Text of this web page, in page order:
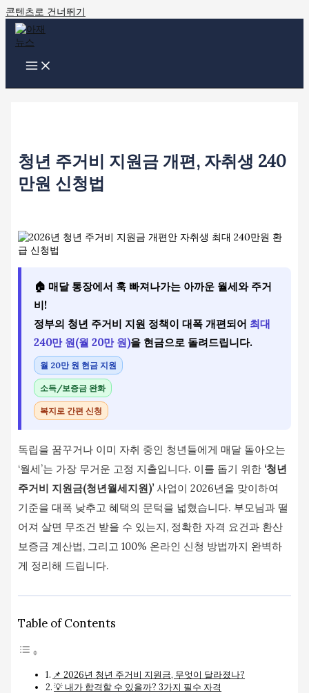
콘텐츠로 건너뛰기
청년 주거비 지원금 개편, 자취생 240
만원 신청법
🏠 매달 통장에서 훅 빠져나가는 아까운 월세와 주거
비!
정부의 청년 주거비 지원 정책이 대폭 개편되어 최대
240만 원(월 20만 원)을 현금으로 돌려드립니다.
월 20만 원 현금 지원
소득/보증금 완화
복지로 간편 신청
독립을 꿈꾸거나 이미 자취 중인 청년들에게 매달 돌아오는
‘월세’는 가장 무거운 고정 지출입니다. 이를 돕기 위한 ‘청년
주거비 지원금(청년월세지원)’사업이 2026년을 맞이하여
기준을 대폭 낮추고 혜택의 문턱을 넓혔습니다. 부모님과 떨
어져 살면 무조건 받을 수 있는지, 정확한 자격 요건과 환산
보증금 계산법, 그리고 100% 온라인 신청 방법까지 완벽하
게 정리해 드립니다.
Table of Contents
📌 2026년 청년 주거비 지원금, 무엇이 달라졌나?
💡 내가 합격할 수 있을까? 3가지 필수 자격